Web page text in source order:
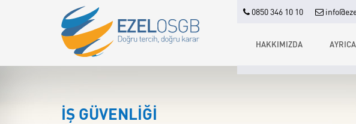
0850 346 10 10
HAKKIMIZDA
İŞ GÜVENLIĞI